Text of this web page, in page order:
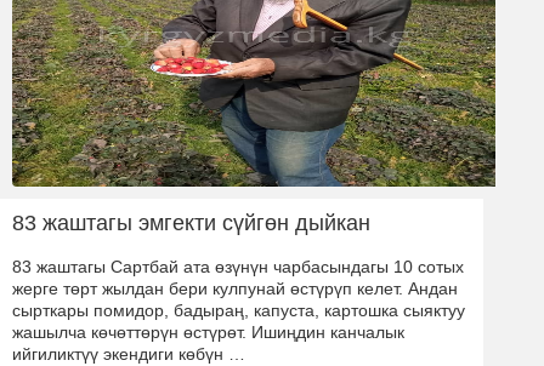
83 жаштагы эмгекти сүйгөн дыйкан
83 жаштагы Сартбай ата өзүнүн чарбасындагы 10 сотых
жерге төрт жылдан бери кулпунай өстүрүп келет. Андан
сырткары помидор, бадыраң, капуста, картошка сыяктуу
жашылча көчөттөрүн өстүрөт. Ишиңдин канчалык
ийгиликтүү экендиги көбүн …